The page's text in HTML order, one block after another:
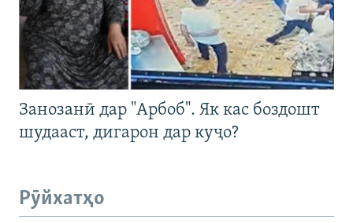
Занозанӣ дар "Арбоб". Як кас боздошт
шудааст, дигарон дар куҷо?
Рӯйхатҳо